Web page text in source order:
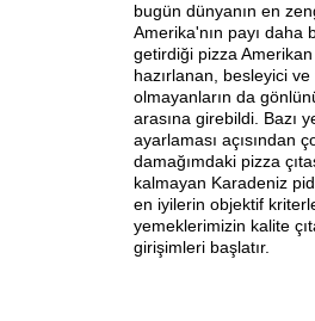
bugün dünyanın en
Amerika'nın payı daha
getirdiği pizza
hazırlanan, besleyici
olmayanların da
arasına girebildi. Bazı
ayarlaması açısından
damağımdaki pizza
kalmayan Karadeniz
en iyilerin objektif
yemeklerimizin kalite
girişimleri başlatır.